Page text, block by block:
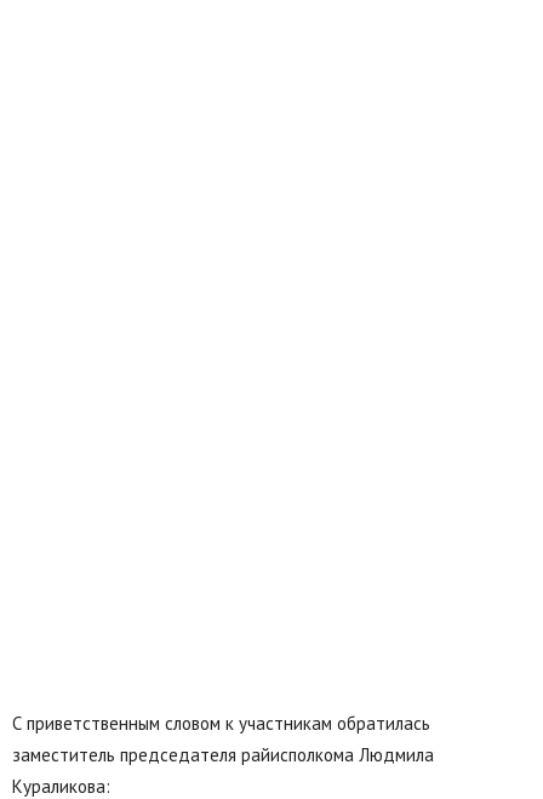
С приветственным словом к участникам обратилась
заместитель председателя райисполкома Людмила
Кураликова: